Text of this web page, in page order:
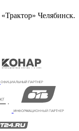
Челябинск.